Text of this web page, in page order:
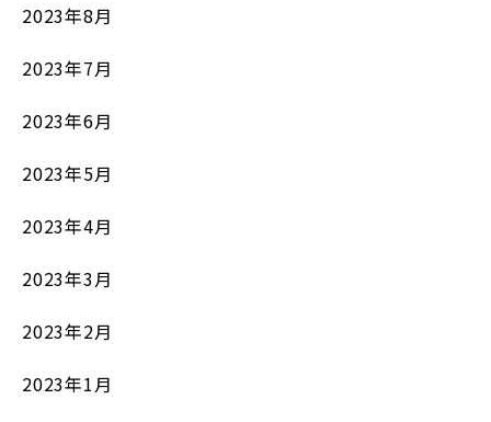
2023年8月
2023年7月
2023年6月
2023年5月
2023年4月
2023年3月
2023年2月
2023年1月